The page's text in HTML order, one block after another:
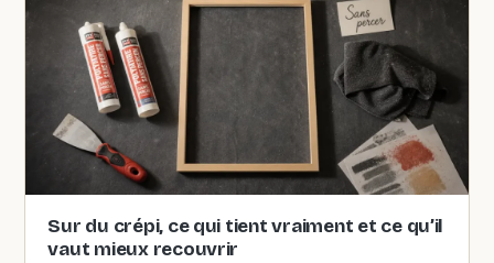
Sur du crépi, ce qui tient vraiment et ce qu’il
vaut mieux recouvrir